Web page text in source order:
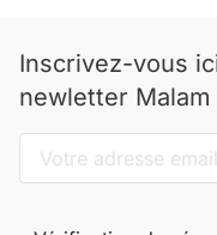
Inscrivez-vous
newletter